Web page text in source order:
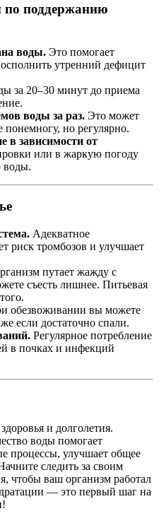
по поддержанию
воды. Это помогает
утренний дефицит
за 20–30 минут до приема
воды за раз. Это может
понемногу, но регулярно.
в зависимости от
или в жаркую погоду
воды.
Адекватное
риск тромбозов и улучшает
путает жажду с
съесть лишнее. Питьевая
обезвоживании вы можете
если достаточно спали.
Регулярное потребление
в почках и инфекций
и долголетия.
воды помогает
процессы, улучшает общее
следить за своим
чтобы ваш организм работал
— это первый шаг на